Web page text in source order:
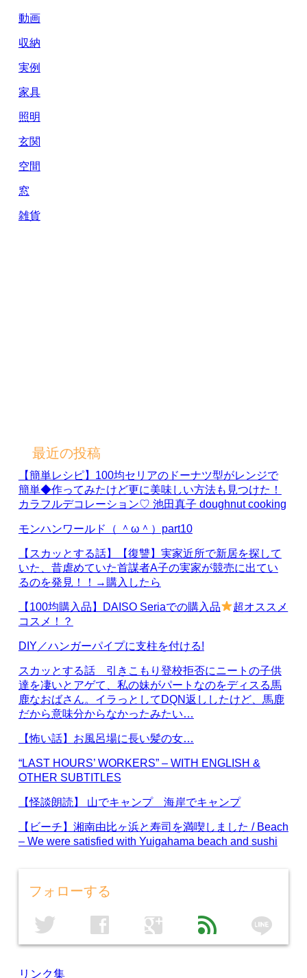
動画
収納
実例
家具
照明
玄関
空間
窓
雑貨
最近の投稿
【簡単レシピ】100均セリアのドーナツ型がレンジで
簡単◆作ってみたけど更に美味しい方法も見つけた！
カラフルデコレーション♡ 池田真子 doughnut cooking
モンハンワールド（ ＾ω＾）part10
【スカッとする話】【復讐】実家近所で新居を探して
いた、昔虐めていた首謀者A子の実家が競売に出てい
るのを発見！！→購入したら
【100均購入品】DAISO Seriaでの購入品
超オススメ
コスメ！？
DIY／ハンガーパイプに支柱を付ける!
スカッとする話 引きこもり登校拒否にニートの子供
達を凄いとアゲて、私の妹がパートなのをディスる馬
鹿なおばさん。イラっとしてDQN返ししたけど、馬鹿
だから意味分からなかったみたい…
【怖い話】お風呂場に長い髪の女…
“LAST HOURS’ WORKERS” – WITH ENGLISH &
OTHER SUBTITLES
【怪談朗読】 山でキャンプ 海岸でキャンプ
【ビーチ】湘南由比ヶ浜と寿司を満喫しました / Beach
– We were satisfied with Yuigahama beach and sushi
フォローする
twitter facebook google feed line
リンク集